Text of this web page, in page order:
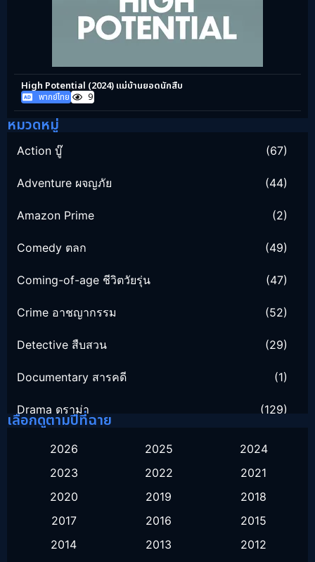
High Potential (2024) แม่บ้านยอดนักสืบ
พากย์ไทย 9
หมวดหมู่
Action บู๊ (67)
Adventure ผจญภัย (44)
Amazon Prime (2)
Comedy ตลก (49)
Coming-of-age ชีวิตวัยรุ่น (47)
Crime อาชญากรรม (52)
Detective สืบสวน (29)
Documentary สารคดี (1)
Drama ดราม่า (129)
Family ครอบครัว
Fantasy จินตนาการ
History ประวัติศาสตร์
เลือกดูตามปีที่ฉาย
2026 2025
2024
2023
2022
2021
2020
2019
2018
2017
2016
2015
2014
2013
2012